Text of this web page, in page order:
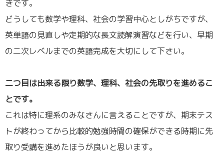
きです。
どうしても数学や理科、社会の学習中心としがちですが、
英単語の見直しや定期的な長文読解演習などを行い、早期
の二次レベルまでの英語完成を大切にして下さい。
二つ目は出来る限り数学、理科、社会の先取りを進めるこ
とです。
これは特に理系のみなさんに言えることですが、期末テス
トが終わってから比較的勉強時間の確保ができる時期に先
取り受講を進めたほうが良いと思います。